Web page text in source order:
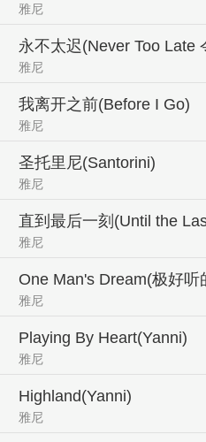
雅尼
永不太迟(Never Too Late
雅尼
我离开之前(Before I Go)
雅尼
圣托里尼(Santorini)
雅尼
直到最后一刻(Until the
雅尼
One Man's Dream(极好听
雅尼
Playing By Heart(Yanni)
雅尼
Highland(Yanni)
雅尼